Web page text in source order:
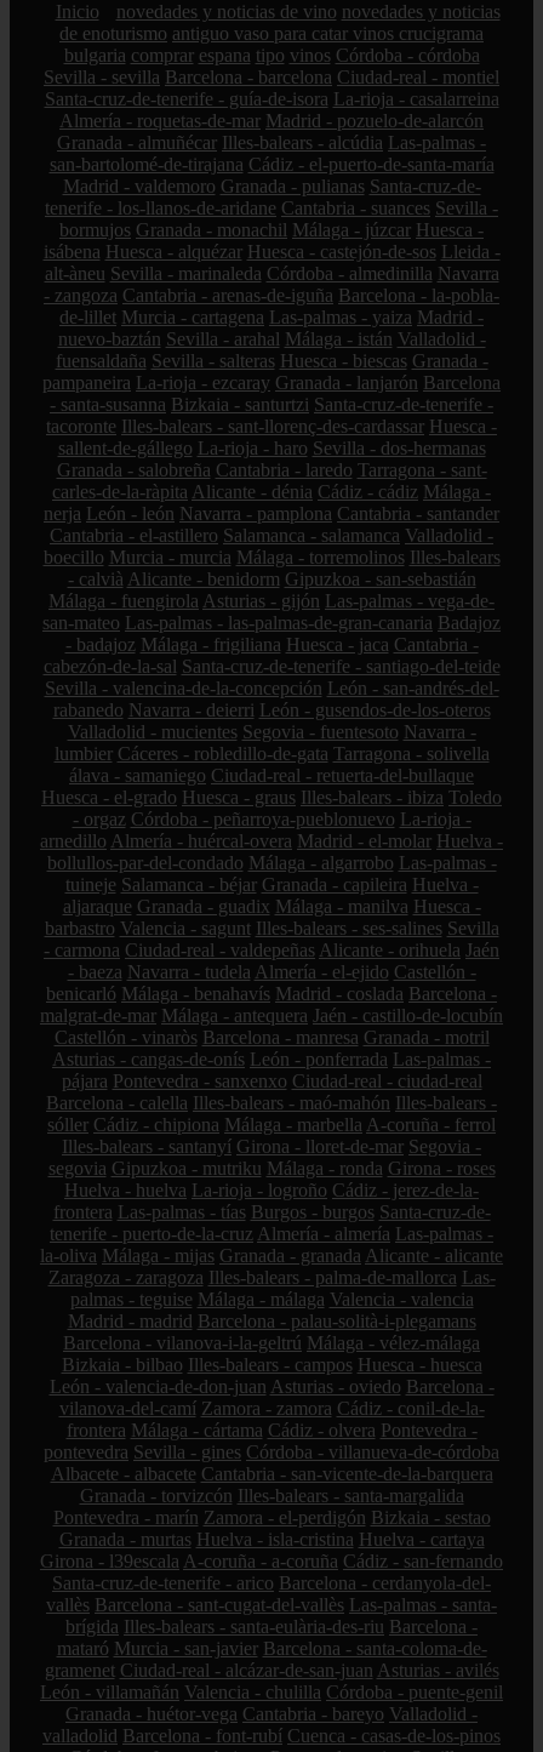
Inicio novedades y noticias de vino novedades y noticias
de enoturismo antiguo vaso para catar vinos crucigrama
bulgaria comprar espana tipo vinos Córdoba - córdoba
Sevilla - sevilla Barcelona - barcelona Ciudad-real - montiel
Santa-cruz-de-tenerife - guía-de-isora La-rioja - casalarreina
Almería - roquetas-de-mar Madrid - pozuelo-de-alarcón
Granada - almuñécar Illes-balears - alcúdia Las-palmas -
san-bartolomé-de-tirajana Cádiz - el-puerto-de-santa-maría
Madrid - valdemoro Granada - pulianas Santa-cruz-de-
tenerife - los-llanos-de-aridane Cantabria - suances Sevilla -
bormujos Granada - monachil Málaga - júzcar Huesca -
isábena Huesca - alquézar Huesca - castejón-de-sos Lleida -
alt-àneu Sevilla - marinaleda Córdoba - almedinilla Navarra
- zangoza Cantabria - arenas-de-iguña Barcelona - la-pobla-
de-lillet Murcia - cartagena Las-palmas - yaiza Madrid -
nuevo-baztán Sevilla - arahal Málaga - istán Valladolid -
fuensaldaña Sevilla - salteras Huesca - biescas Granada -
pampaneira La-rioja - ezcaray Granada - lanjarón Barcelona
- santa-susanna Bizkaia - santurtzi Santa-cruz-de-tenerife -
tacoronte Illes-balears - sant-llorenç-des-cardassar Huesca -
sallent-de-gállego La-rioja - haro Sevilla - dos-hermanas
Granada - salobreña Cantabria - laredo Tarragona - sant-
carles-de-la-ràpita Alicante - dénia Cádiz - cádiz Málaga -
nerja León - león Navarra - pamplona Cantabria - santander
Cantabria - el-astillero Salamanca - salamanca Valladolid -
boecillo Murcia - murcia Málaga - torremolinos Illes-balears
- calvià Alicante - benidorm Gipuzkoa - san-sebastián
Málaga - fuengirola Asturias - gijón Las-palmas - vega-de-
san-mateo Las-palmas - las-palmas-de-gran-canaria Badajoz
- badajoz Málaga - frigiliana Huesca - jaca Cantabria -
cabezón-de-la-sal Santa-cruz-de-tenerife - santiago-del-teide
Sevilla - valencina-de-la-concepción León - san-andrés-del-
rabanedo Navarra - deierri León - gusendos-de-los-oteros
Valladolid - mucientes Segovia - fuentesoto Navarra -
lumbier Cáceres - robledillo-de-gata Tarragona - solivella
álava - samaniego Ciudad-real - retuerta-del-bullaque
Huesca - el-grado Huesca - graus Illes-balears - ibiza Toledo
- orgaz Córdoba - peñarroya-pueblonuevo La-rioja -
arnedillo Almería - huércal-overa Madrid - el-molar Huelva -
bollullos-par-del-condado Málaga - algarrobo Las-palmas -
tuineje Salamanca - béjar Granada - capileira Huelva -
aljaraque Granada - guadix Málaga - manilva Huesca -
barbastro Valencia - sagunt Illes-balears - ses-salines Sevilla
- carmona Ciudad-real - valdepeñas Alicante - orihuela Jaén
- baeza Navarra - tudela Almería - el-ejido Castellón -
benicarló Málaga - benahavís Madrid - coslada Barcelona -
malgrat-de-mar Málaga - antequera Jaén - castillo-de-locubín
Castellón - vinaròs Barcelona - manresa Granada - motril
Asturias - cangas-de-onís León - ponferrada Las-palmas -
pájara Pontevedra - sanxenxo Ciudad-real - ciudad-real
Barcelona - calella Illes-balears - maó-mahón Illes-balears -
sóller Cádiz - chipiona Málaga - marbella A-coruña - ferrol
Illes-balears - santanyí Girona - lloret-de-mar Segovia -
segovia Gipuzkoa - mutriku Málaga - ronda Girona - roses
Huelva - huelva La-rioja - logroño Cádiz - jerez-de-la-
frontera Las-palmas - tías Burgos - burgos Santa-cruz-de-
tenerife - puerto-de-la-cruz Almería - almería Las-palmas -
la-oliva Málaga - mijas Granada - granada Alicante - alicante
Zaragoza - zaragoza Illes-balears - palma-de-mallorca Las-
palmas - teguise Málaga - málaga Valencia - valencia
Madrid - madrid Barcelona - palau-solità-i-plegamans
Barcelona - vilanova-i-la-geltrú Málaga - vélez-málaga
Bizkaia - bilbao Illes-balears - campos Huesca - huesca
León - valencia-de-don-juan Asturias - oviedo Barcelona -
vilanova-del-camí Zamora - zamora Cádiz - conil-de-la-
frontera Málaga - cártama Cádiz - olvera Pontevedra -
pontevedra Sevilla - gines Córdoba - villanueva-de-córdoba
Albacete - albacete Cantabria - san-vicente-de-la-barquera
Granada - torvizcón Illes-balears - santa-margalida
Pontevedra - marín Zamora - el-perdigón Bizkaia - sestao
Granada - murtas Huelva - isla-cristina Huelva - cartaya
Girona - l39escala A-coruña - a-coruña Cádiz - san-fernando
Santa-cruz-de-tenerife - arico Barcelona - cerdanyola-del-
vallès Barcelona - sant-cugat-del-vallès Las-palmas - santa-
brígida Illes-balears - santa-eulària-des-riu Barcelona -
mataró Murcia - san-javier Barcelona - santa-coloma-de-
gramenet Ciudad-real - alcázar-de-san-juan Asturias - avilés
León - villamañán Valencia - chulilla Córdoba - puente-genil
Granada - huétor-vega Cantabria - bareyo Valladolid -
valladolid Barcelona - font-rubí Cuenca - casas-de-los-pinos